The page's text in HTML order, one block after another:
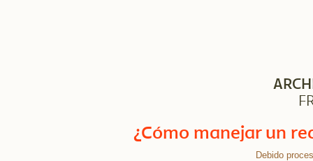
¿Cómo manejar un
Debido